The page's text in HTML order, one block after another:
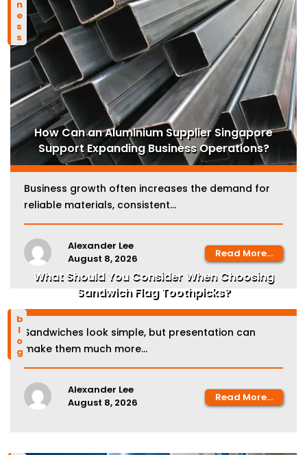
How Can an Aluminium Supplier Singapore
Support Expanding Business Operations?
Business growth often increases the demand for
reliable materials, consistent...
Alexander Lee
August 8, 2026
Read More...
blog
What Should You Consider When Choosing
Sandwich Flag Toothpicks?
make them much more...
Alexander Lee
August 8, 2026
Read More...
HEALTH